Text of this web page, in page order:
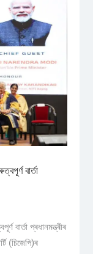
বাৰ্তা
বাৰ্তা প্ৰধানমন্ত্ৰীৰ
(চিজেপি)ৰ